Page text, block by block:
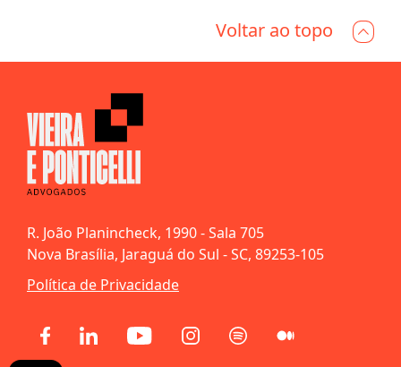
Voltar ao topo
R. João Planincheck, 1990 - Sala 705
Nova Brasília, Jaraguá do Sul - SC, 89253-105
Política de Privacidade